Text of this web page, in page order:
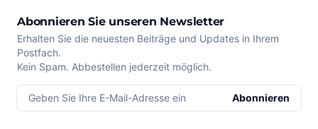
Abonnieren Sie unseren Newsletter
Erhalten Sie die neuesten Beiträge und Updates in Ihrem
Postfach.
Kein Spam. Abbestellen jederzeit möglich.
Geben Sie Ihre E-Mail-Adresse ein Abonnieren